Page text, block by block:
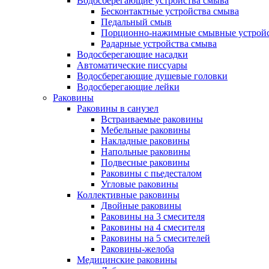
Бесконтактные устройства смыва
Педальный смыв
Порционно-нажимные смывные
Радарные устройства смыва
Водосберегающие насадки
Автоматические писсуары
Водосберегающие душевые головки
Водосберегающие лейки
Раковины
Раковины в санузел
Встраиваемые раковины
Мебельные раковины
Накладные раковины
Напольные раковины
Подвесные раковины
Раковины с пьедесталом
Угловые раковины
Коллективные раковины
Двойные раковины
Раковины на 3 смесителя
Раковины на 4 смесителя
Раковины на 5 смесителей
Раковины-желоба
Медицинские раковины